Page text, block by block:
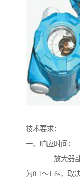
技术要求：
一、响应时间：
放大器部件
为0.1～1.6s，取